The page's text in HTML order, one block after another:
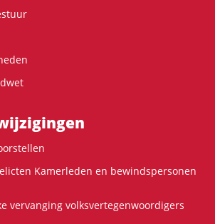
Kamerleden en bewindspersonen
vervanging volksvertegenwoordigers